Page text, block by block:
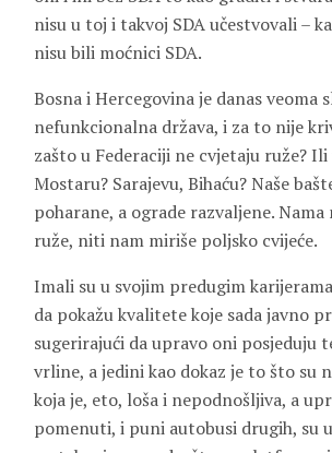
nisu u toj i takvoj SDA učestvovali –
nisu bili moćnici SDA.
Bosna i Hercegovina je danas veoma
nefunkcionalna država, i za to nije
zašto u Federaciji ne cvjetaju ruže?
Mostaru? Sarajevu, Bihaću? Naše
poharane, a ograde razvaljene.
ruže, niti nam miriše poljsko cvijeće.
Imali su u svojim predugim
da pokažu kvalitete koje sada javno
sugerirajući da upravo oni posjeduju
vrline, a jedini kao dokaz je to što su
koja je, eto, loša i nepodnošljiva, a
pomenuti, i puni autobusi drugih, su